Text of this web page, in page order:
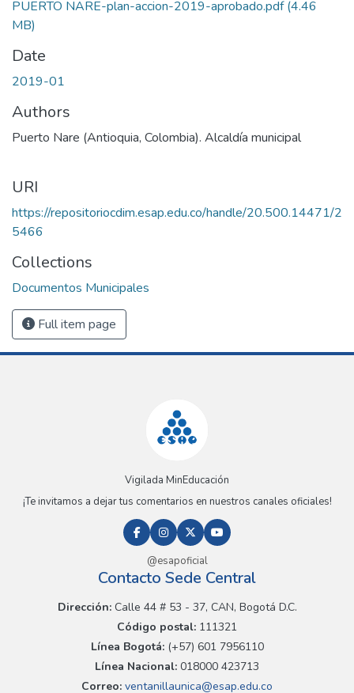
PUERTO NARE-plan-accion-2019-aprobado.pdf(4.46
MB)
Date
2019-01
Authors
Puerto Nare (Antioquia, Colombia). Alcaldía municipal
URI
https://repositoriocdim.esap.edu.co/handle/20.500.14471/2
5466
Collections
Documentos Municipales
Full item page
Vigilada MinEducación
¡Te invitamos a dejar tus comentarios en nuestros canales oficiales!
@esapoficial
Contacto Sede Central
Dirección:Calle 44 # 53 - 37, CAN, Bogotá D.C.
Código postal: 111321
Línea Bogotá:(+57) 601 7956110
Línea Nacional: 018000 423713
Correo: ventanillaunica@esap.edu.co